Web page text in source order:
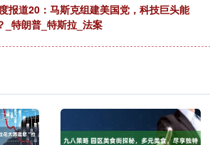
报道20：马斯克组建美国党，科技巨头能
_特朗普_特斯拉_法案